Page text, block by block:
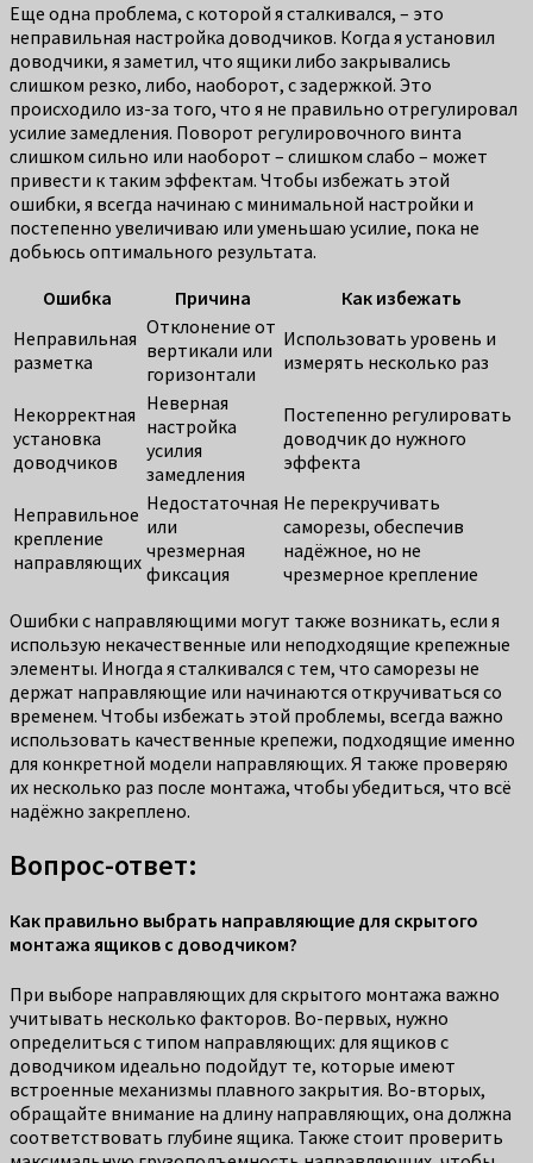
Еще одна проблема, с которой я сталкивался, – это
неправильная настройка доводчиков. Когда я установил
доводчики, я заметил, что ящики либо закрывались
слишком резко, либо, наоборот, с задержкой. Это
происходило из-за того, что я не правильно отрегулировал
усилие замедления. Поворот регулировочного винта
слишком сильно или наоборот – слишком слабо – может
привести к таким эффектам. Чтобы избежать этой
ошибки, я всегда начинаю с минимальной настройки и
постепенно увеличиваю или уменьшаю усилие, пока не
добьюсь оптимального результата.
Ошибка
Причина
Как избежать
Неправильная
разметка
Отклонение от
вертикали или
горизонтали
Использовать уровень и
измерять несколько раз
Некорректная
установка
доводчиков
Неверная
настройка
усилия
замедления
Постепенно регулировать
доводчик до нужного
эффекта
Неправильное
крепление
направляющих
Недостаточная
или
чрезмерная
фиксация
Не перекручивать
саморезы, обеспечив
надёжное, но не
чрезмерное крепление
Ошибки с направляющими могут также возникать, если я
использую некачественные или неподходящие крепежные
элементы. Иногда я сталкивался с тем, что саморезы не
держат направляющие или начинаются откручиваться со
временем. Чтобы избежать этой проблемы, всегда важно
использовать качественные крепежи, подходящие именно
для конкретной модели направляющих. Я также проверяю
их несколько раз после монтажа, чтобы убедиться, что всё
надёжно закреплено.
Вопрос-ответ:
Как правильно выбрать направляющие для скрытого
монтажа ящиков с доводчиком?
При выборе направляющих для скрытого монтажа важно
учитывать несколько факторов. Во-первых, нужно
определиться с типом направляющих: для ящиков с
доводчиком идеально подойдут те, которые имеют
встроенные механизмы плавного закрытия. Во-вторых,
обращайте внимание на длину направляющих, она должна
соответствовать глубине ящика. Также стоит проверить